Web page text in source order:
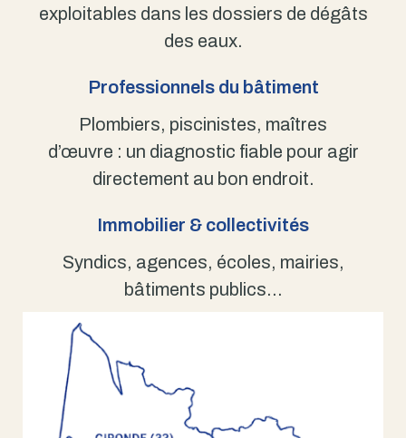
exploitables dans les dossiers de dégâts
des eaux.
Professionnels du bâtiment
Plombiers, piscinistes, maîtres
d’œuvre : un diagnostic fiable pour agir
directement au bon endroit.
Immobilier & collectivités
Syndics, agences, écoles, mairies,
bâtiments publics…